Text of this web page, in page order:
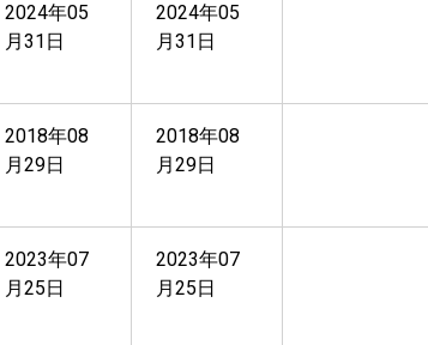
2024年05
月31日
2024年05
月31日
2018年08
月29日
2018年08
月29日
2023年07
月25日
2023年07
月25日